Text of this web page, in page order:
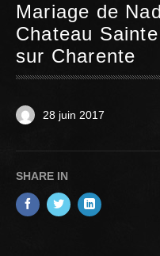
Mariage de
Chateau
sur Charente
28 juin 2017
SHARE IN